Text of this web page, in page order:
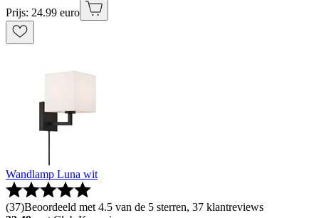
Prijs: 24.99 euro
Wandlamp Luna wit
(37)Beoordeeld met 4.5 van de 5 sterren, 37 klantreviews